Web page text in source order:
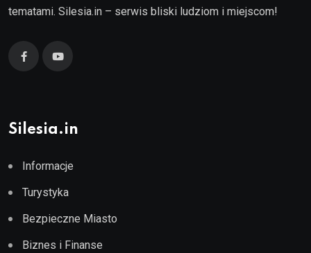
tematami. Silesia.in – serwis bliski ludziom i miejscom!
Silesia.in
Informacje
Turystyka
Bezpieczne Miasto
Biznes i Finanse